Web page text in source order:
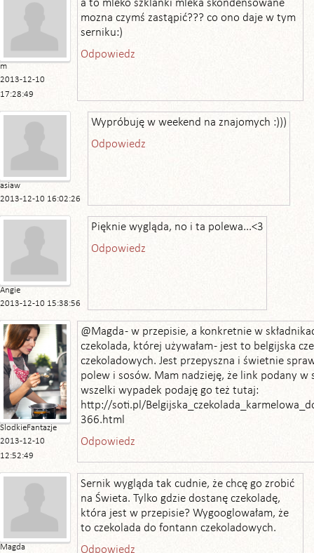
m
2013-12-10
17:28:49
a to mleko szklanki mleka skondensowane
mozna czymś zastąpić??? co ono daje w tym
serniku:)
Odpowiedz
asiaw
2013-12-10 16:02:26
Wypróbuję w weekend na znajomych :)))
Odpowiedz
Angie
2013-12-10 15:38:56
Pięknie wygląda, no i ta polewa...<3
Odpowiedz
SlodkieFantazje
2013-12-10
12:52:49
@Magda - w przepisie, a konkretnie w
czekolada, której używałam - jest to belgijska
czekoladowych. Jest przepyszna i świetnie
polew i sosów. Mam nadzieję, że link podany w
wszelki wypadek podaję go też tutaj:
http://soti.pl/
366.html
Odpowiedz
Magda
Sernik wygląda tak cudnie, że chcę go zrobić
na Świeta. Tylko gdzie dostanę czekoladę,
która jest w przepisie? Wygooglowałam, że
to czekolada do fontann czekoladowych.
Odpowiedz